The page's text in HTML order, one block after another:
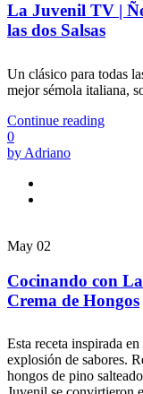
La Juvenil TV |
las dos Salsas
Un clásico para todas
mejor sémola italiana,
Continue reading
0
by Adriano
May 02
Cocinando con
Crema de Hongos
Esta receta inspirada
explosión de sabores.
hongos de pino